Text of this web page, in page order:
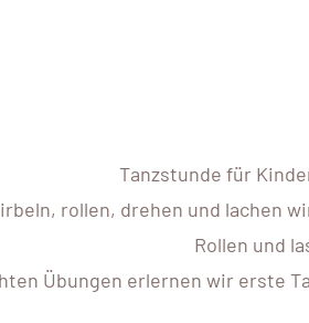
Tanzstunde für
rollen, drehen und lachen
Rollen und
Übungen erlernen wir erste